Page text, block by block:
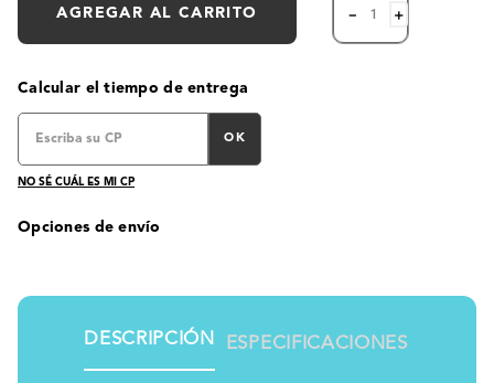
AGREGAR AL CARRITO ＋
－
Calcular el tiempo de entrega
OK
NO SÉ CUÁL ES MI CP
Opciones de envío
DESCRIPCIÓN ESPECIFICACIONES